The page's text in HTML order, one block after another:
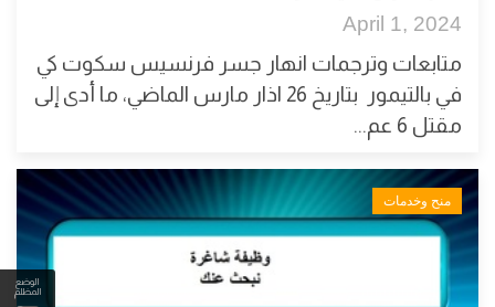
الوضع
المظلم
April 1, 2024
متابعات وترجمات انهار جسر فرنسيس سكوت كي
في بالتيمور بتاريخ 26 اذار مارس الماضي، ما أدى إلى
مقتل 6 عم...
منح وخدمات